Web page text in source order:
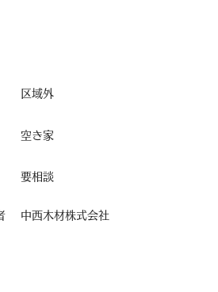
区域外
空き家
要相談
中西木材株式会社